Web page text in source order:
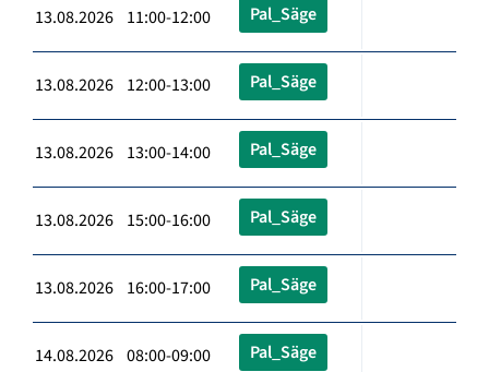
13.08.2026 11:00-12:00 Pal_Säge
13.08.2026 12:00-13:00 Pal_Säge
13.08.2026 13:00-14:00 Pal_Säge
13.08.2026 15:00-16:00 Pal_Säge
13.08.2026 16:00-17:00 Pal_Säge
14.08.2026 08:00-09:00 Pal_Säge